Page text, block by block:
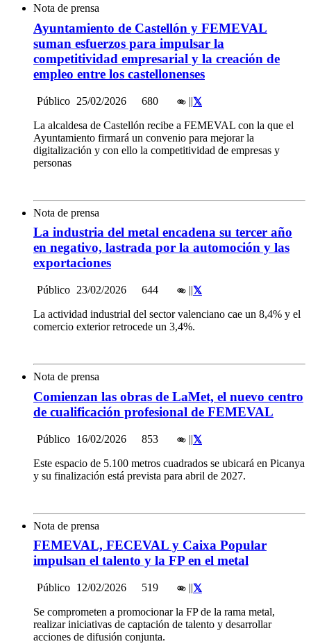
Nota de prensa
Ayuntamiento de Castellón y FEMEVAL
suman esfuerzos para impulsar la
competitividad empresarial y la creación de
empleo entre los castellonenses
Público 25/02/2026 680 ||
La alcaldesa de Castellón recibe a FEMEVAL con la que el
Ayuntamiento firmará un convenio para mejorar la
digitalización y con ello la competitividad de empresas y
personas
Nota de prensa
La industria del metal encadena su tercer año
en negativo, lastrada por la automoción y las
exportaciones
Público 23/02/2026 644 ||
La actividad industrial del sector valenciano cae un 8,4% y el
comercio exterior retrocede un 3,4%.
Nota de prensa
Comienzan las obras de LaMet, el nuevo centro
de cualificación profesional de FEMEVAL
Público 16/02/2026 853 ||
Este espacio de 5.100 metros cuadrados se ubicará en Picanya
y su finalización está prevista para abril de 2027.
Nota de prensa
FEMEVAL, FECEVAL y Caixa Popular
impulsan el talento y la FP en el metal
Público 12/02/2026 519 ||
Se comprometen a promocionar la FP de la rama metal,
realizar iniciativas de captación de talento y desarrollar
acciones de difusión conjunta.